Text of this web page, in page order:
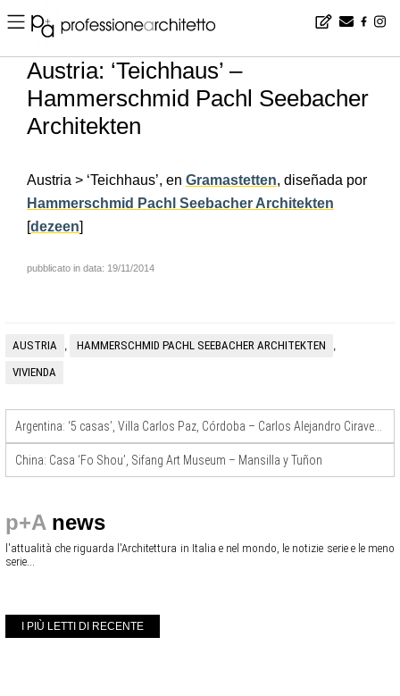
Home ▪ news ▪ es ▪ Austria: ‘Teichhaus’ – Hammerschmid Pachl Seebacher Architekten
Austria: ‘Teichhaus’ –
Hammerschmid Pachl Seebacher
Architekten
Austria > ‘Teichhaus’, en Gramastetten, diseñada por
Hammerschmid Pachl Seebacher Architekten
[dezeen]
pubblicato in data: 19/11/2014
AUSTRIA , HAMMERSCHMID PACHL SEEBACHER ARCHITEKTEN ,
VIVIENDA
China: Casa ‘Fo Shou’, Sifang Art Museum – Mansilla y Tuñon
p+A news
l'attualità che riguarda l'Architettura in Italia e nel mondo, le notizie serie e le meno
serie...
I PIÙ LETTI DI RECENTE